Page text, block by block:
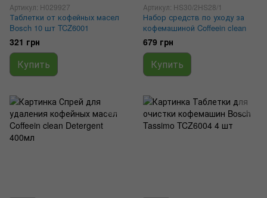
Артикул: H029927
Таблетки от кофейных масел
Bosch 10 шт TCZ6001
321 грн
Купить
Артикул: HS30/2HS28/1
Набор средств по уходу за
кофемашиной Coffeein clean
679 грн
Купить